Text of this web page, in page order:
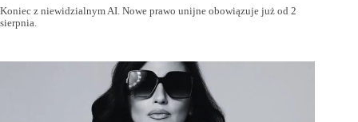
Koniec z niewidzialnym AI. Nowe prawo unijne obowiązuje już od 2
sierpnia.